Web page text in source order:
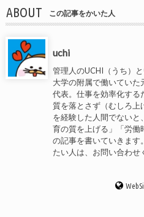
ABOUT この記事をかいた人
uchi
管理人のUCHI（うち）
大学の附属で働いていた
代表。仕事を効率化する
質を落とさず（むしろ上
を経験した人間でないと
育の質を上げる」「労働
の記事を書いていきます
たい人は、お問い合わせ